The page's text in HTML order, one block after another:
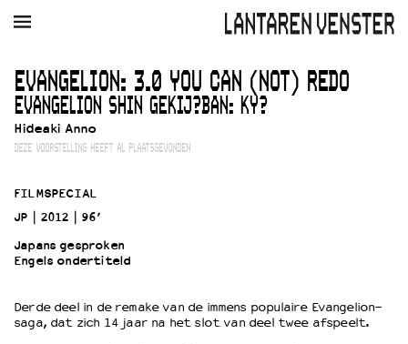
AGENDA FILM MUZIEK RESTAURANT VERHUUR
Winkelmandje
Zoek
Kaartverkoop
Schoolvoorstellingen
EVANGELION: 3.0 YOU CAN (NOT) REDO
EVANGELION SHIN GEKIJ?BAN: KY?
Hideaki Anno
DEZE VOORSTELLING HEEFT AL PLAATSGEVONDEN
FILMSPECIAL
JP
2012
96’
Japans gesproken
Engels ondertiteld
Derde deel in de remake van de immens populaire Evangelion-
saga, dat zich 14 jaar na het slot van deel twee afspeelt.